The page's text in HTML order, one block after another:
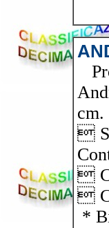
cm.



*